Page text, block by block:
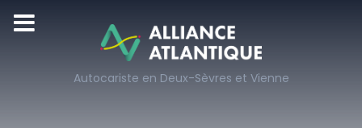
Autocariste en Deux-Sèvres et Vienne